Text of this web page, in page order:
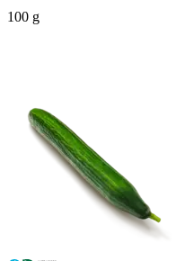
100 g